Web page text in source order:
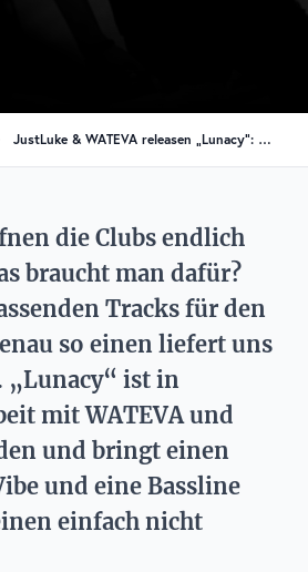
JustLuke & WATEVA releasen „Lunacy“: Diese Bassline haut euch um!
die Clubs endlich
braucht man dafür?
Tracks für den
so einen liefert uns
„Lunacy“ ist in
mit WATEVA und
und bringt einen
und eine Bassline
einfach nicht